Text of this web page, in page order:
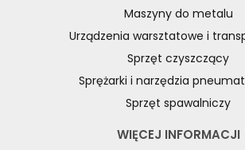
Maszyny do metalu
Urządzenia warsztatowe i
Sprzęt czyszczący
Sprężarki i narzędzia
Sprzęt spawalniczy
WIĘCEJ INFORMACJI